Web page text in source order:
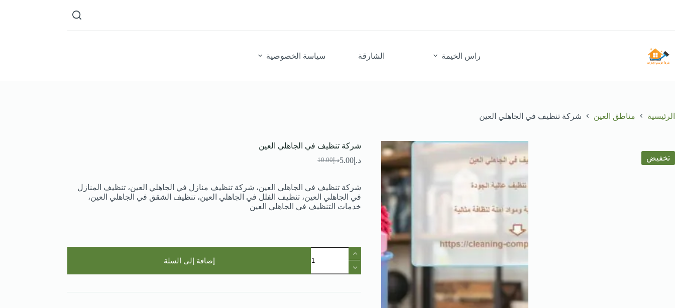
راس الخيمة الشارقة سياسة الخصوصية
الرئيسية مناطق العين شركة تنظيف في الجاهلي العين
تخفيض
شركة تنظيف في الجاهلي العين
د.إ10.00
السعر
هو:
د.إ10.00.
د.إ 5.00السعر
هو:
د.إ5.00.
شركة تنظيف في الجاهلي العين، شركة تنظيف منازل في الجاهلي العين، تنظيف المنازل
في الجاهلي العين، تنظيف الفلل في الجاهلي العين، تنظيف الشقق في الجاهلي العين،
خدمات التنظيف في الجاهلي العين
كمية
شركة
تنظيف
إضافة إلى السلة